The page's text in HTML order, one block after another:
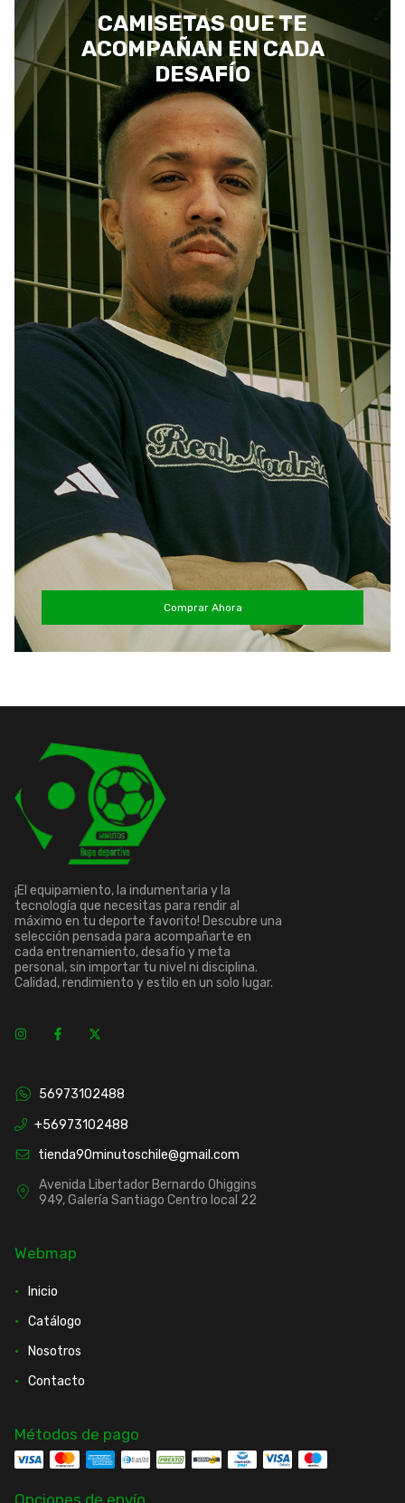
CAMISETAS QUE TE
ACOMPAÑAN EN CADA
DESAFÍO
Comprar Ahora
¡El equipamiento, la indumentaria y la
tecnología que necesitas para rendir al
máximo en tu deporte favorito! Descubre una
selección pensada para acompañarte en
cada entrenamiento, desafío y meta
personal, sin importar tu nivel ni disciplina.
Calidad, rendimiento y estilo en un solo lugar.
56973102488
+56973102488
tienda90minutoschile@gmail.com
Avenida Libertador Bernardo Ohiggins
949, Galería Santiago Centro local 22
Webmap
Inicio
Catálogo
Nosotros
Contacto
Métodos de pago
Opciones de envío